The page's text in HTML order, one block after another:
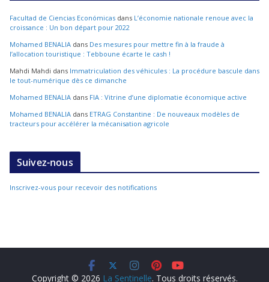
Facultad de Ciencias Económicas dans L’économie nationale renoue avec la
croissance : Un bon départ pour 2022
Mohamed BENALIA dans Des mesures pour mettre fin à la fraude à
l’allocation touristique : Tebboune écarte le cash !
Mahdi Mahdi dans Immatriculation des véhicules : La procédure bascule dans
le tout-numérique dès ce dimanche
Mohamed BENALIA dans FIA : Vitrine d’une diplomatie économique active
Mohamed BENALIA dans ETRAG Constantine : De nouveaux modèles de
tracteurs pour accélérer la mécanisation agricole
Suivez-nous
Inscrivez-vous pour recevoir des notifications
Copyright © 2026 La Sentinelle. Tous droits réservés.